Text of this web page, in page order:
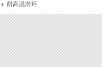
耐高温滑环